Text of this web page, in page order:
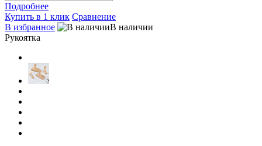
Подробнее
Купить в 1 клик Сравнение
В избранное
В наличии
Рукоятка